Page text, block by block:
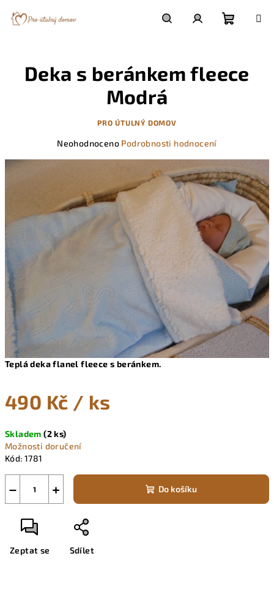
košík
Teplá deka flanel fleece s beránkem.
490 Kč / ks
cena:
Skladem(2 ks)
Možnosti doručení
Kód: 1781
+
− Do košíku
Zeptat se Sdílet
Deka s beránkem fleece
Modrá
PRO ÚTULNÝ DOMOV
Průměrné
5
hvězdiček.
Neohodnoceno Podrobnosti hodnocení